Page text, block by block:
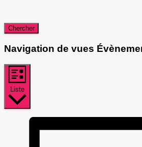
Chercher
Navigation de vues
Liste